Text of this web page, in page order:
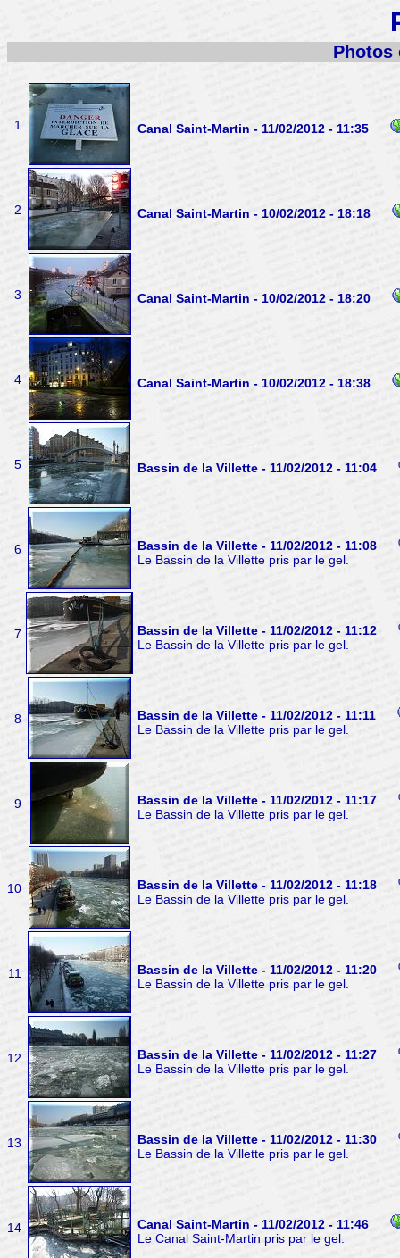
Photos
1 Canal Saint-Martin - 11/02/2012 - 11:35
2 Canal Saint-Martin - 10/02/2012 - 18:18
3 Canal Saint-Martin - 10/02/2012 - 18:20
4 Canal Saint-Martin - 10/02/2012 - 18:38
5 Bassin de la Villette - 11/02/2012 - 11:04
6
Bassin de la Villette - 11/02/2012 - 11:08
Le Bassin de la Villette pris par le gel.
7
Bassin de la Villette - 11/02/2012 - 11:12
Le Bassin de la Villette pris par le gel.
8
Bassin de la Villette - 11/02/2012 - 11:11
Le Bassin de la Villette pris par le gel.
9
Bassin de la Villette - 11/02/2012 - 11:17
Le Bassin de la Villette pris par le gel.
10
Bassin de la Villette - 11/02/2012 - 11:18
Le Bassin de la Villette pris par le gel.
11
Bassin de la Villette - 11/02/2012 - 11:20
Le Bassin de la Villette pris par le gel.
12
Bassin de la Villette - 11/02/2012 - 11:27
Le Bassin de la Villette pris par le gel.
13
Bassin de la Villette - 11/02/2012 - 11:30
Le Bassin de la Villette pris par le gel.
14
Canal Saint-Martin - 11/02/2012 - 11:46
Le Canal Saint-Martin pris par le gel.